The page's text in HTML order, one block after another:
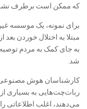
که ممکن است برطرف
برای نمونه، یک موسسه‌
مبتلا به اختلال خوردن
به جای کمک به مردم
شد.
کارشناسان هوش مصنوعی
ربات‌چت‌هایی به بسیاری از
می‌دهند، اغلب اطلاعاتی